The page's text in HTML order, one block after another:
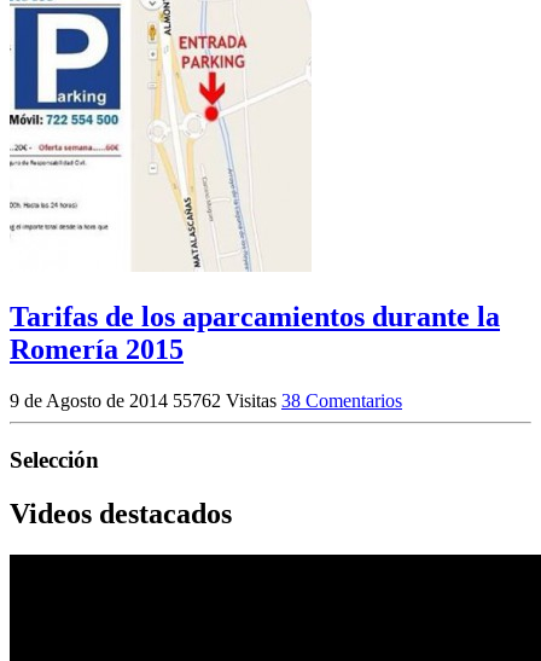
Tarifas de los aparcamientos durante la
Romería 2015
9 de Agosto de 2014 55762 Visitas 38 Comentarios
Selección
Videos destacados